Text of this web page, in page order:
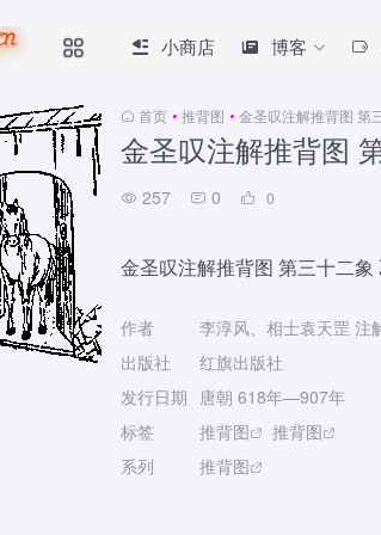
小商店 博客
首页 • 推背图 • 金圣叹注解推背图 第
金圣叹注解推背图
257 0 0
金圣叹注解推背图 第三十二象
作者
李淳风、相士袁天罡 注
出版社
红旗出版社
发行日期 唐朝 618年—907年
标签
推背图
推背图
系列
推背图